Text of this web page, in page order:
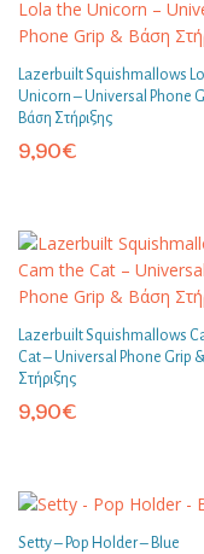
Lazerbuilt Squishmallows
Unicorn – Universal Phone
Βάση Στήριξης
9,90€
Lazerbuilt Squishmallows
Cat – Universal Phone Grip
Στήριξης
9,90€
Setty – Pop Holder – Blue